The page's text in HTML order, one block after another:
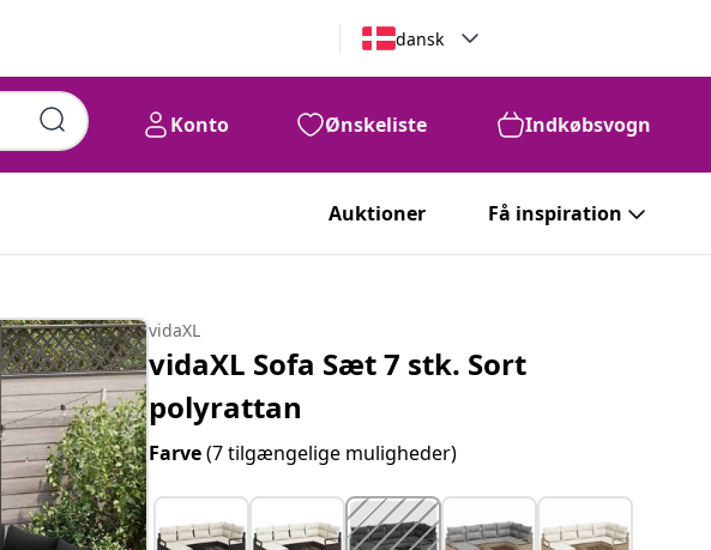
dansk
Konto Ønskeliste Indkøbsvogn
Auktioner Få inspiration
vidaXL
vidaXL Sofa Sæt 7 stk. Sort
polyrattan
Farve(7 tilgængelige muligheder)